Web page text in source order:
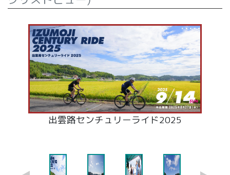
出雲路センチュリーライド2025